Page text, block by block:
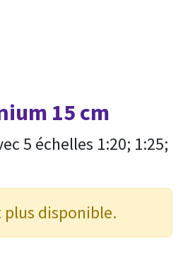
15 cm
5 échelles 1:20; 1:25;
disponible.